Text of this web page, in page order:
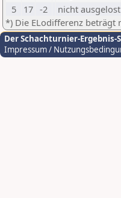
5
17 -2 nicht ausgelost
*) Die ELodifferenz beträgt
Der Schachturnier-Ergebnis-
Impressum /